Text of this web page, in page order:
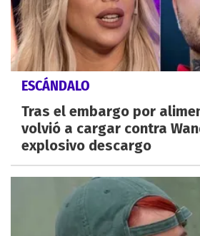
ESCÁNDALO
Tras el embargo por
volvió a cargar contra
explosivo descargo